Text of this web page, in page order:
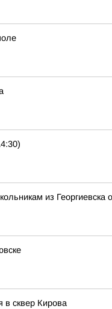
из Георгиевска
сквер Кирова